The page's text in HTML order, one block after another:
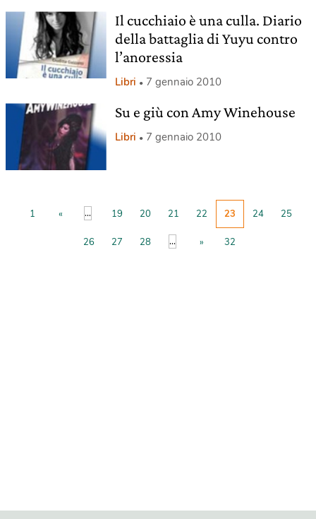
Il cucchiaio è una culla. Diario
della battaglia di Yuyu contro
l’anoressia
Libri 7 gennaio 2010
Su e giù con Amy Winehouse
Libri 7 gennaio 2010
1 « ... 19 20 21 22 23 24 25
26 27 28 ... » 32